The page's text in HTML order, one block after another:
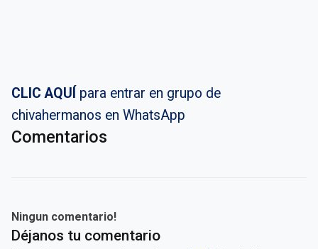
CLIC AQUÍ para entrar en grupo de
chivahermanos en WhatsApp
Comentarios
Ningun comentario!
Déjanos tu comentario